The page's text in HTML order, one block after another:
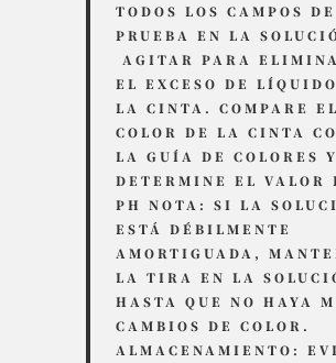
TODOS LOS CAMPOS DE
PRUEBA EN LA
AGITAR PARA
EL EXCESO DE
LA CINTA. COMPARE EL
COLOR DE LA CINTA
LA GUÍA DE COLORES Y
DETERMINE EL VALOR
PH NOTA: SI LA
ESTÁ DÉBILMENTE
AMORTIGUADA,
LA TIRA EN LA
HASTA QUE NO HAYA
CAMBIOS DE COLOR.
ALMACENAMIENTO: